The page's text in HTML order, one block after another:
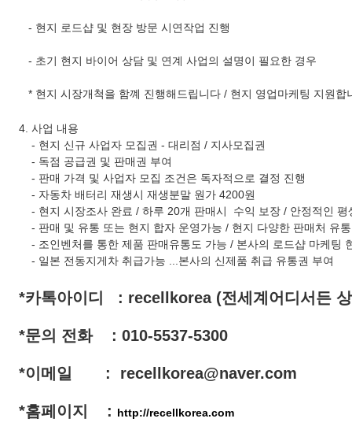
- 현지 로드샵 및 현장 방문 시연작업 진행
- 초기 현지 바이어 상담 및 연계 사업의 설명이 필요한 경우
* 현지 시장개척을 함꼐 진행해드립니다 / 현지 영업마케팅 지원
4. 사업 내용
- 현지 신규 사업자 모집권 - 대리점 / 지사모집권
- 독점 공급권 및 판매권 부여
- 판매 가격 및 사업자 모집 조건은 독자적으로 결정 진행
- 자동차 배터리 재생시 재생분말 원가 4200원
- 현지 시장조사 완료 / 하루 20개 판매시 수익 보장 / 안정적인 평
- 판매 및 유통 또는 현지 합자 운영가능 / 현지 다양한 판매처 유
- 조인벤처를 통한 제품 판매유통도 가능 / 본사의 로드샵 마케팅
- 일본 전동지게차 취급가능 ...본사의 신제품 취급 유통권 부여
*카톡아이디 : recellkorea (전세계어디서든
*문의 전화 : 010-5537-5300
*이메일 : recellkorea@naver.com
*홈페이지 : http://recellkorea.com